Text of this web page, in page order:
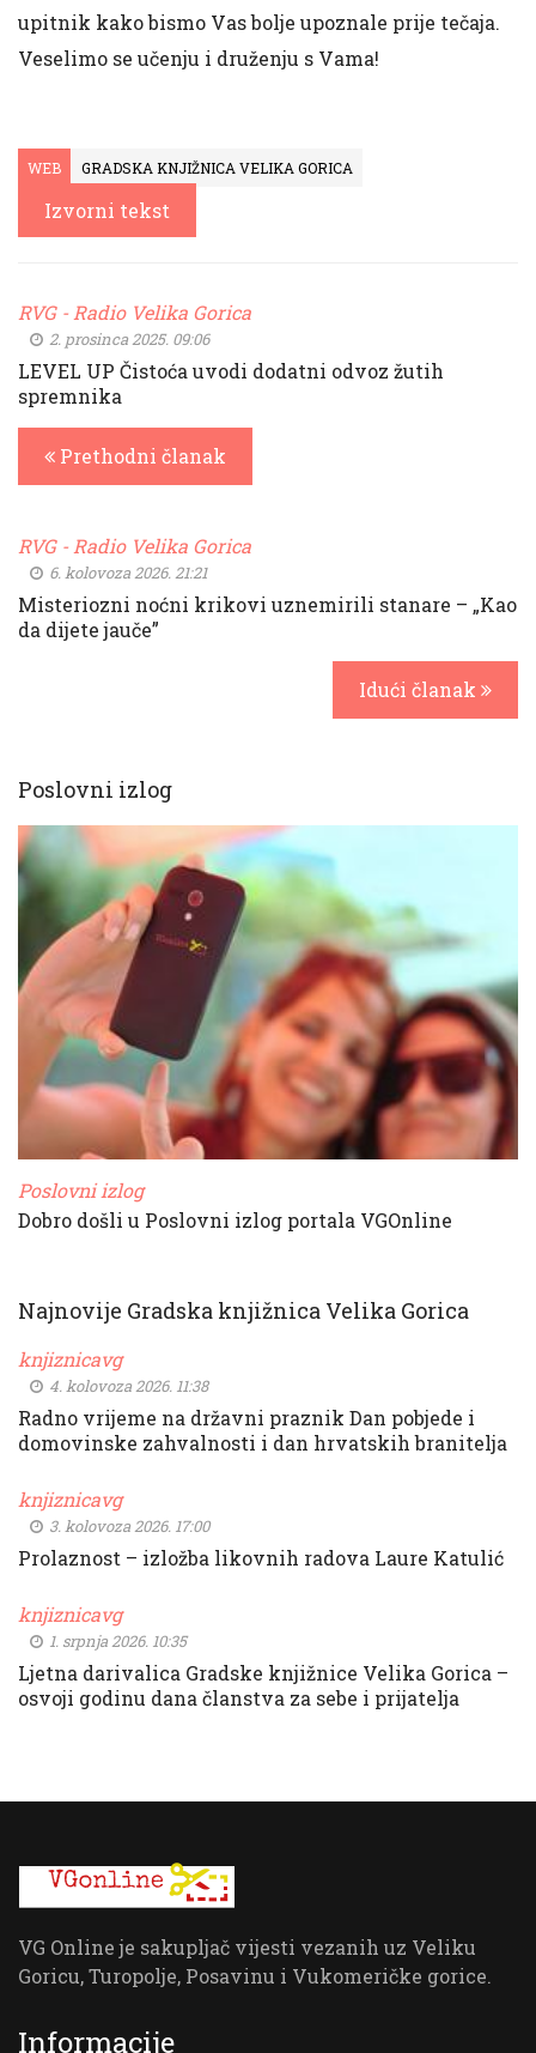
upitnik kako bismo Vas bolje upoznale prije tečaja.
Veselimo se učenju i druženju s Vama!
WEB GRADSKA KNJIŽNICA VELIKA GORICA
Izvorni tekst
RVG - Radio Velika Gorica
2. prosinca 2025. 09:06
LEVEL UP Čistoća uvodi dodatni odvoz žutih
spremnika
Prethodni članak
RVG - Radio Velika Gorica
6. kolovoza 2026. 21:21
Misteriozni noćni krikovi uznemirili stanare – „Kao
da dijete jauče”
Idući članak
Poslovni izlog
Poslovni izlog
Dobro došli u Poslovni izlog portala VGOnline
Najnovije Gradska knjižnica Velika Gorica
knjiznicavg
4. kolovoza 2026. 11:38
Radno vrijeme na državni praznik Dan pobjede i
domovinske zahvalnosti i dan hrvatskih branitelja
knjiznicavg
3. kolovoza 2026. 17:00
Prolaznost – izložba likovnih radova Laure Katulić
knjiznicavg
1. srpnja 2026. 10:35
Ljetna darivalica Gradske knjižnice Velika Gorica –
osvoji godinu dana članstva za sebe i prijatelja
VG Online je sakupljač vijesti vezanih uz Veliku
Goricu, Turopolje, Posavinu i Vukomeričke gorice.
Informacije